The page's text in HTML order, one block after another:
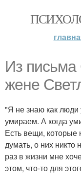
Из письма
жене
"Я не знаю как
умираем. А когда
Есть вещи, которые
думать, о них никто
раз в жизни мне
этом, что-то для